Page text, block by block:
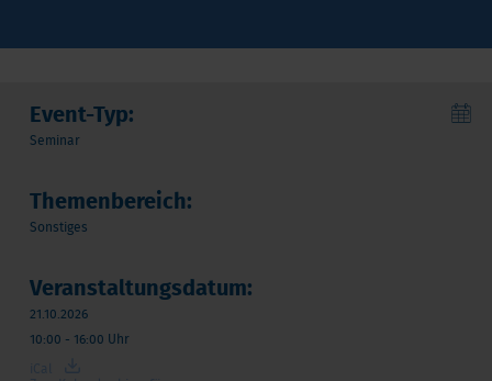
Event-Typ:
Seminar
Themenbereich:
Sonstiges
Veranstaltungsdatum:
21.10.2026
10:00 - 16:00 Uhr